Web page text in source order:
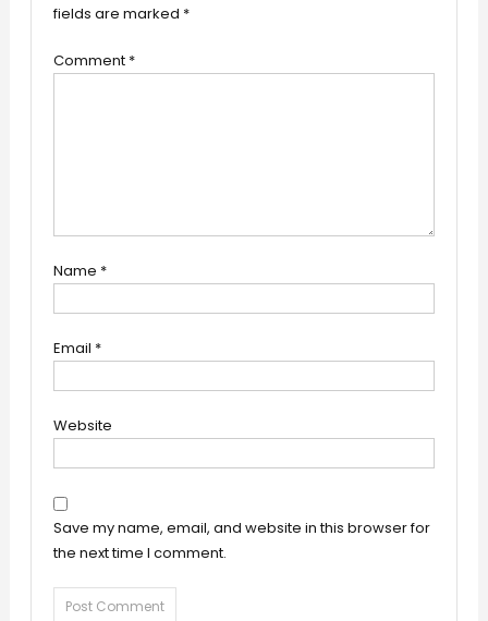
fields are marked *
Comment *
Name *
Email *
Website
Save my name, email, and website in this browser for
the next time I comment.